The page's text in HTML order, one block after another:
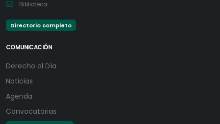
Biblioteca
Directorio completo
COMUNICACIÓN
Derecho al Día
Noticias
Agenda
Convocatorias